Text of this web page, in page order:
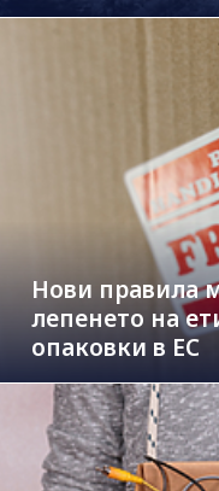
Нови правила
лепенето на
опаковки в ЕС